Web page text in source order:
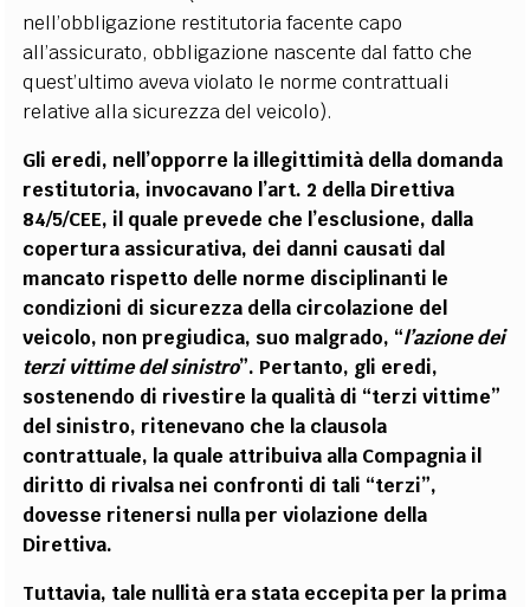
nell’obbligazione restitutoria facente capo
all’assicurato, obbligazione nascente dal fatto che
quest’ultimo aveva violato le norme contrattuali
relative alla sicurezza del veicolo).
Gli eredi, nell’opporre la illegittimità della domanda
restitutoria, invocavano l’art. 2 della Direttiva
84/5/CEE, il quale prevede che l’esclusione, dalla
copertura assicurativa, dei danni causati dal
mancato rispetto delle norme disciplinanti le
condizioni di sicurezza della circolazione del
veicolo, non pregiudica, suo malgrado, “l’azione dei
terzi vittime del sinistro”. Pertanto, gli eredi,
sostenendo di rivestire la qualità di “terzi vittime”
del sinistro, ritenevano che la clausola
contrattuale, la quale attribuiva alla Compagnia il
diritto di rivalsa nei confronti di tali “terzi”,
dovesse ritenersi nulla per violazione della
Direttiva.
Tuttavia, tale nullità era stata eccepita per la prima